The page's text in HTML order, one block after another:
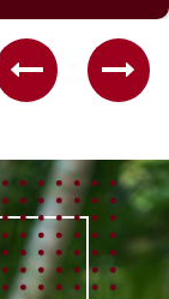
Previous